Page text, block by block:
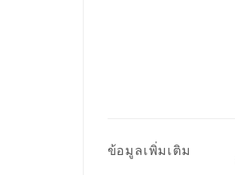
ข้อมูลเพิ่มเติม